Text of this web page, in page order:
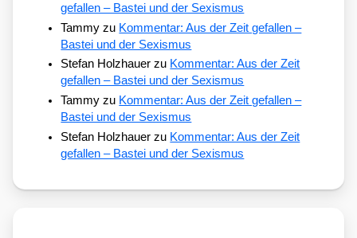
gefallen – Bastei und der Sexismus
Tammy zu Kommentar: Aus der Zeit gefallen –
Bastei und der Sexismus
Stefan Holzhauer zu Kommentar: Aus der Zeit
gefallen – Bastei und der Sexismus
Tammy zu Kommentar: Aus der Zeit gefallen –
Bastei und der Sexismus
Stefan Holzhauer zu Kommentar: Aus der Zeit
gefallen – Bastei und der Sexismus